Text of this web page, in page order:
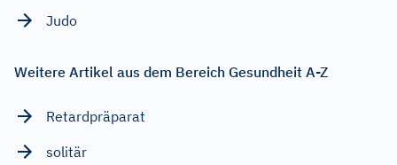
Judo
Weitere Artikel aus dem Bereich Gesundheit A-Z
Retardpräparat
solitär